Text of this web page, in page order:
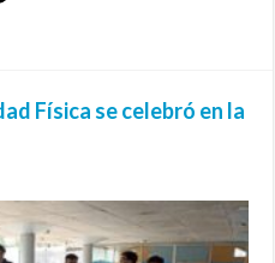
Física se celebró en la